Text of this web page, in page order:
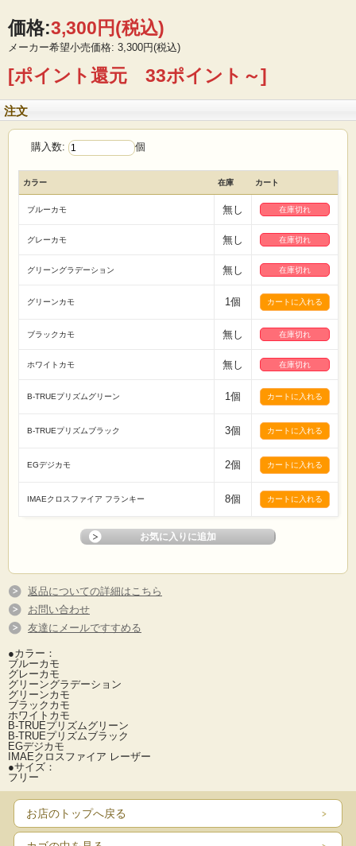
価格:3,300円(税込)
メーカー希望小売価格: 3,300円(税込)
[ポイント還元 33ポイント～]
注文
購入数: 個
カラー 在庫 カート
ブルーカモ 無し 在庫切れ
グレーカモ 無し 在庫切れ
グリーングラデーション 無し 在庫切れ
グリーンカモ 1個
ブラックカモ 無し 在庫切れ
ホワイトカモ 無し 在庫切れ
B-TRUEプリズムグリーン 1個
B-TRUEプリズムブラック 3個
EGデジカモ 2個
IMAEクロスファイア フランキー 8個
返品についての詳細はこちら
お問い合わせ
友達にメールですすめる
●カラー：
ブルーカモ
グレーカモ
グリーングラデーション
グリーンカモ
ブラックカモ
ホワイトカモ
B-TRUEプリズムグリーン
B-TRUEプリズムブラック
EGデジカモ
IMAEクロスファイア レーザー
●サイズ：
フリー
お店のトップへ戻る